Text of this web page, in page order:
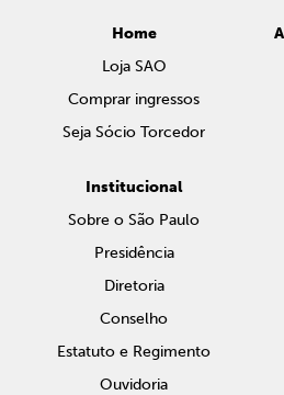
Home
Loja SAO
Comprar ingressos
Seja Sócio Torcedor
Institucional
Sobre o São Paulo
Presidência
Diretoria
Conselho
Estatuto e Regimento
Ouvidoria